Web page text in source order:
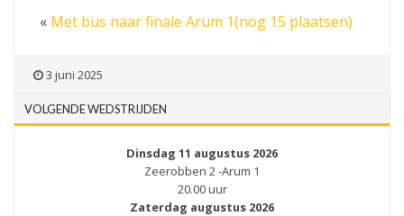
« Met bus naar finale Arum 1(nog 15 plaatsen)
3 juni 2025
VOLGENDE WEDSTRIJDEN
Dinsdag 11 augustus 2026
Zeerobben 2 -Arum 1
20.00 uur
Zaterdag augustus 2026